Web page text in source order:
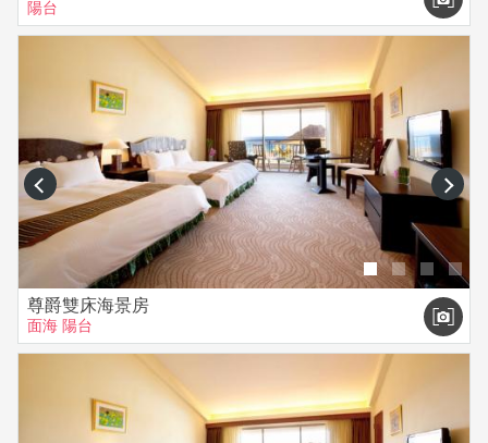
陽台
prev next
尊爵雙床海景房
面海 陽台